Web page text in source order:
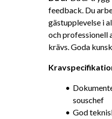
feedback. Du
gästupplevelse i
och professionell
krävs. Goda
souschef
God